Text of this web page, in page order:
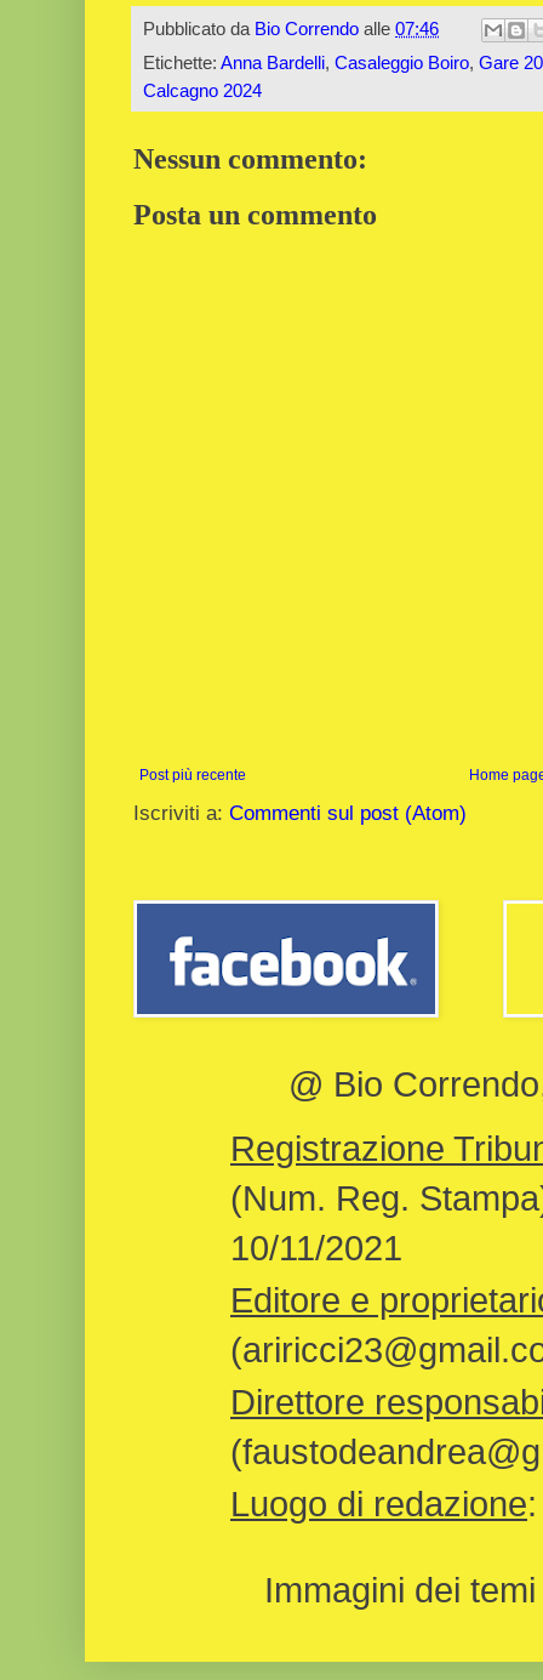
Pubblicato da Bio Correndo alle 07:46
Etichette: Anna Bardelli, Casaleggio Boiro, Gare
Calcagno 2024
Nessun commento:
Posta un commento
Post più recente Home
Iscriviti a: Commenti sul post (Atom)
@ Bio
Registrazione
(Num. Reg.
10/11/2021
Editore e
Direttore
Luogo di redazione
Immagini dei